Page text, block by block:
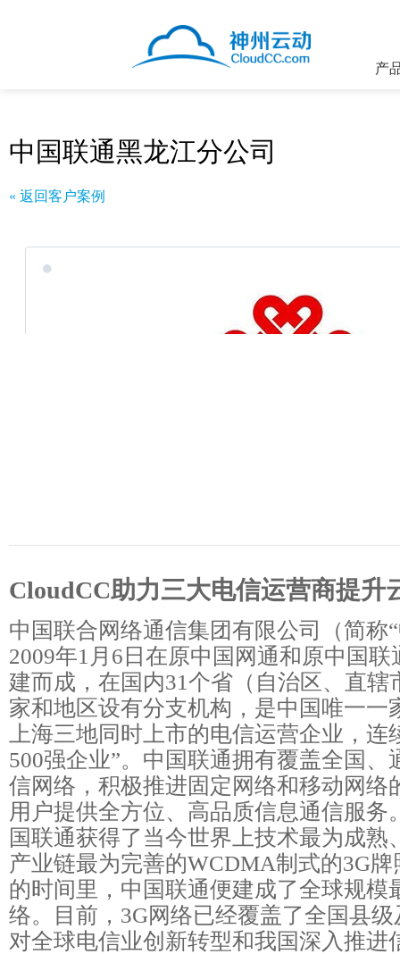
产
中国联通黑龙江分公司
« 返回客户案例
CloudCC助力三大电信运营商提升
中国联合网络通信集团有限公司（简称
2009年1月6日在原中国网通和原中国
建而成，在国内31个省（自治区、直辖
家和地区设有分支机构，是中国唯一一
上海三地同时上市的电信运营企业，连
500强企业”。中国联通拥有覆盖全国、
信网络，积极推进固定网络和移动网络
用户提供全方位、高品质信息通信服务
国联通获得了当今世界上技术最为成熟
产业链最为完善的WCDMA制式的3G
的时间里，中国联通便建成了全球规模
络。目前，3G网络已经覆盖了全国县
对全球电信业创新转型和我国深入推进